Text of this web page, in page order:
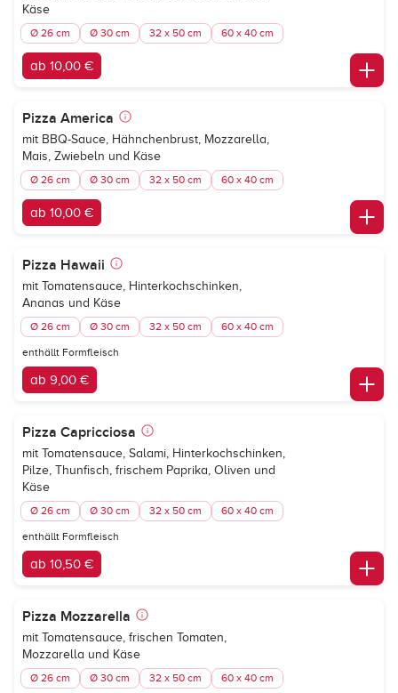
Käse
Ø 26 cm Ø 30 cm 32 x 50 cm 60 x 40 cm
ab 10,00 €
Pizza America
mit BBQ-Sauce, Hähnchenbrust, Mozzarella,
Mais, Zwiebeln und Käse
Ø 26 cm Ø 30 cm 32 x 50 cm 60 x 40 cm
ab 10,00 €
Pizza Hawaii
mit Tomatensauce, Hinterkochschinken,
Ananas und Käse
Ø 26 cm Ø 30 cm 32 x 50 cm 60 x 40 cm
enthällt Formfleisch
ab 9,00 €
Pizza Capricciosa
mit Tomatensauce, Salami, Hinterkochschinken,
Pilze, Thunfisch, frischem Paprika, Oliven und
Käse
Ø 26 cm Ø 30 cm 32 x 50 cm 60 x 40 cm
enthällt Formfleisch
ab 10,50 €
Pizza Mozzarella
mit Tomatensauce, frischen Tomaten,
Mozzarella und Käse
Ø 26 cm Ø 30 cm 32 x 50 cm 60 x 40 cm